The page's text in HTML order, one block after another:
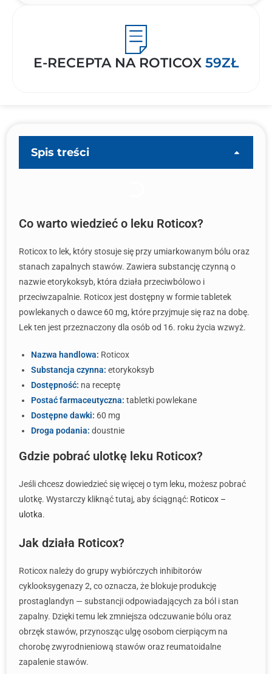
E-RECEPTA NA ROTICOX 59ZŁ
Spis treści
Co warto wiedzieć o leku Roticox?
Roticox to lek, który stosuje się przy umiarkowanym bólu oraz
stanach zapalnych stawów. Zawiera substancję czynną o
nazwie etorykoksyb, która działa przeciwbólowo i
przeciwzapalnie. Roticox jest dostępny w formie tabletek
powlekanych o dawce 60 mg, które przyjmuje się raz na dobę.
Lek ten jest przeznaczony dla osób od 16. roku życia wzwyż.
Nazwa handlowa: Roticox
Substancja czynna: etorykoksyb
Dostępność: na receptę
Postać farmaceutyczna: tabletki powlekane
Dostępne dawki: 60 mg
Droga podania: doustnie
Gdzie pobrać ulotkę leku Roticox?
Jeśli chcesz dowiedzieć się więcej o tym leku, możesz pobrać
ulotkę. Wystarczy kliknąć tutaj, aby ściągnąć: Roticox –
ulotka.
Jak działa Roticox?
Roticox należy do grupy wybiórczych inhibitorów
cyklooksygenazy 2, co oznacza, że blokuje produkcję
prostaglandyn — substancji odpowiadających za ból i stan
zapalny. Dzięki temu lek zmniejsza odczuwanie bólu oraz
obrzęk stawów, przynosząc ulgę osobom cierpiącym na
chorobę zwyrodnieniową stawów oraz reumatoidalne
zapalenie stawów.